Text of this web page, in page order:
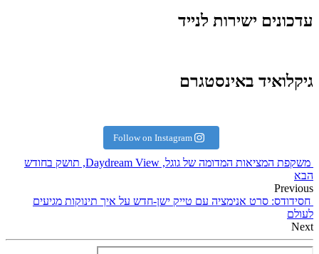
עדכונים ישירות לנייד
גיקלואיד באינסטגרם
Follow on Instagram
משקפת המציאות המדומה של גוגל, Daydream View, תושק בחודש
הבא
Previous
חסידודס: סרט אנימציה עם טייק ישן-חדש על איך תינוקות מגיעים
לעולם
Next